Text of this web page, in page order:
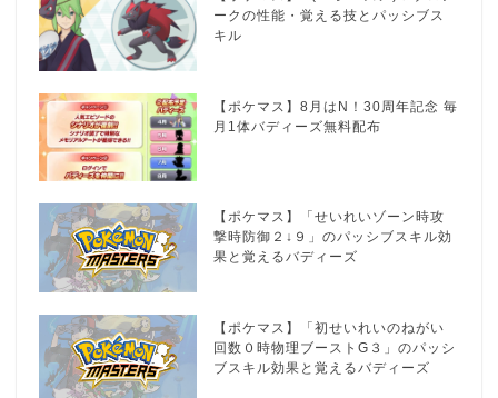
ークの性能・覚える技とパッシブス
キル
【ポケマス】8月はN！30周年記念 毎
月1体バディーズ無料配布
【ポケマス】「せいれいゾーン時攻
撃時防御２↓９」のパッシブスキル効
果と覚えるバディーズ
【ポケマス】「初せいれいのねがい
回数０時物理ブーストG３」のパッシ
ブスキル効果と覚えるバディーズ